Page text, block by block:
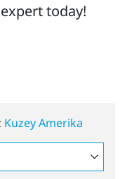
today!
Kuzey Amerika